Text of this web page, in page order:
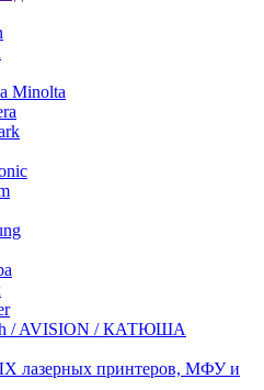
Minolta
/ AVISION / КАТЮША
лазерных принтеров, МФУ и